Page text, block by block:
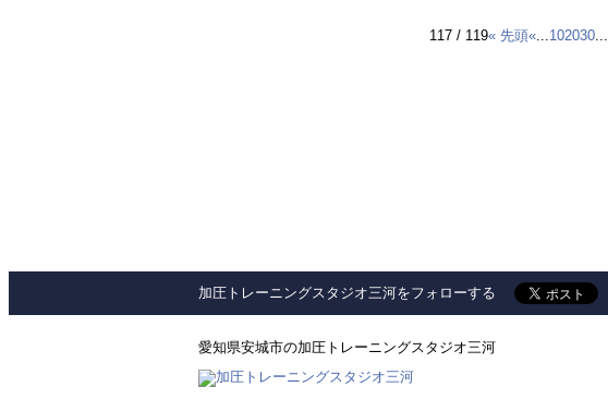
117 / 119« 先頭«...102030...
加圧トレーニングスタジオ三河をフォローする
愛知県安城市の加圧トレーニングスタジオ三河